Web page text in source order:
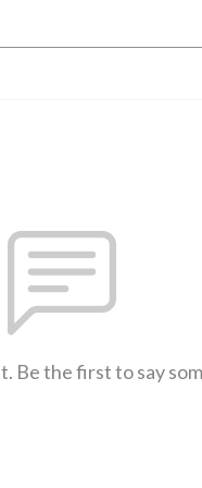
Be the first to say